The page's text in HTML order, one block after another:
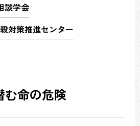
談学会
対策推進センター
む命の危険